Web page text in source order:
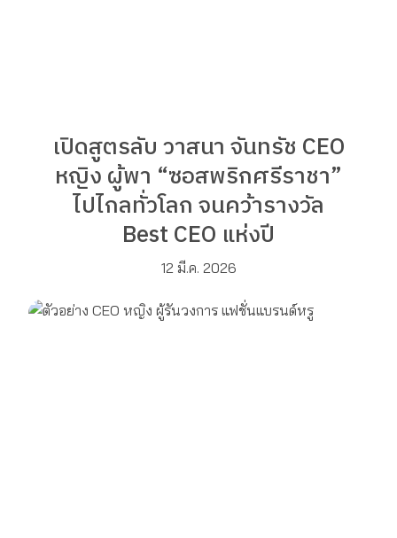
เปิดสูตรลับ วาสนา จันทรัช CEO
หญิง ผู้พา “ซอสพริกศรีราชา”
ไปไกลทั่วโลก จนคว้ารางวัล
Best CEO แห่งปี
12 มี.ค. 2026